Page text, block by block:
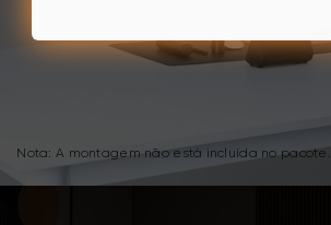
Nota: A montagem não está incluída no pacote.